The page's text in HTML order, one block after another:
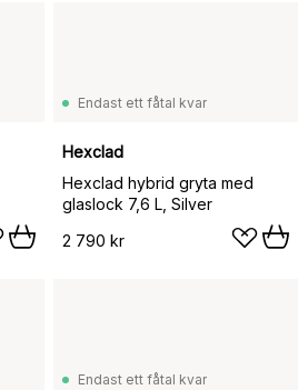
Endast ett fåtal kvar
Hexclad
Hexclad hybrid gryta med
glaslock 7,6 L, Silver
2 790 kr
Endast ett fåtal kvar